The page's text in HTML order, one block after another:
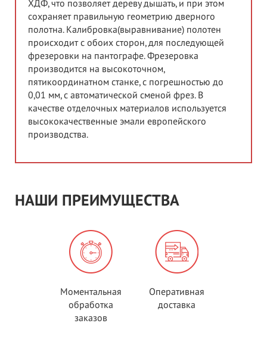
ХДФ, что позволяет дереву дышать, и при этом
сохраняет правильную геометрию дверного
полотна. Калибровка(выравнивание) полотен
происходит с обоих сторон, для последующей
фрезеровки на пантографе. Фрезеровка
производится на высокоточном,
пятикоординатном станке, с погрешностью до
0,01 мм, с автоматической сменой фрез. В
качестве отделочных материалов используется
высококачественные эмали европейского
производства.
НАШИ ПРЕИМУЩЕСТВА
Моментальная
обработка
заказов
Оперативная
доставка